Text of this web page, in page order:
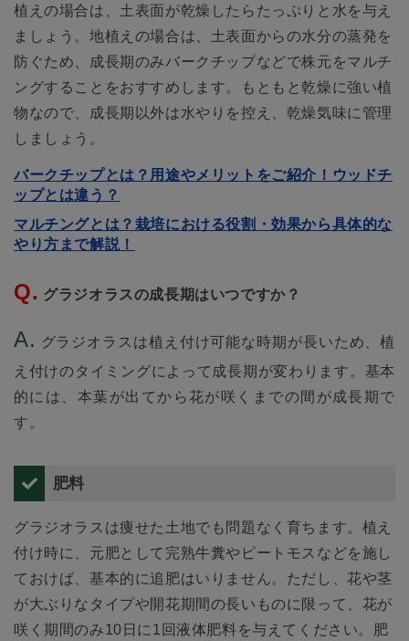
植えの場合は、土表面が乾燥したらたっぷりと水を与え
ましょう。地植えの場合は、土表面からの水分の蒸発を
防ぐため、成長期のみバークチップなどで株元をマルチ
ングすることをおすすめします。もともと乾燥に強い植
物なので、成長期以外は水やりを控え、乾燥気味に管理
しましょう。
バークチップとは？用途やメリットをご紹介！ウッドチ
ップとは違う？
マルチングとは？栽培における役割・効果から具体的な
やり方まで解説！
グラジオラスの成長期はいつですか？
グラジオラスは植え付け可能な時期が長いため、植
え付けのタイミングによって成長期が変わります。基本
的には、本葉が出てから花が咲くまでの間が成長期で
す。
肥料
グラジオラスは痩せた土地でも問題なく育ちます。植え
付け時に、元肥として完熟牛糞やピートモスなどを施し
ておけば、基本的に追肥はいりません。ただし、花や茎
が大ぶりなタイプや開花期間の長いものに限って、花が
咲く期間のみ10日に1回液体肥料を与えてください。肥